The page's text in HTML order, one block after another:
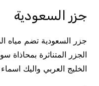
جزر السعودية
جزر السعودية تضم مياه
الجزر المتناثرة بمحاذاة
الخليج العربي واليك